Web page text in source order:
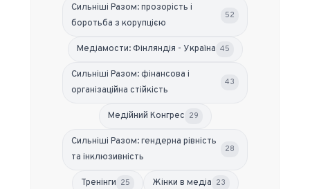
Сильніші Разом: прозорість і
боротьба з корупцією
52
Медіамости: Фінляндія - Україна 45
Сильніші Разом: фінансова і
організаційна стійкість
43
Медійний Конгрес 29
Сильніші Разом: гендерна рівність
та інклюзивність
28
Тренінги 25 Жінки в медіа 23